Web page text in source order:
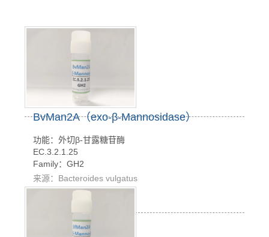
BvMan2A（exo-β-Mannosidase）
功能：外切β-甘露糖苷酶
EC.3.2.1.25
Family：GH2
来源：Bacteroides vulgatus